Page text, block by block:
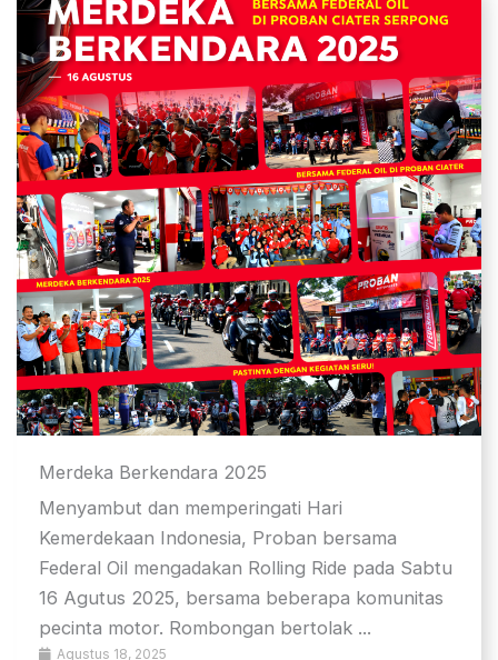
Merdeka Berkendara 2025
Agustus 18, 2025
Menyambut dan memperingati Hari
Kemerdekaan Indonesia, Proban bersama
Federal Oil mengadakan Rolling Ride pada Sabtu
16 Agutus 2025, bersama beberapa komunitas
pecinta motor. Rombongan bertolak ...